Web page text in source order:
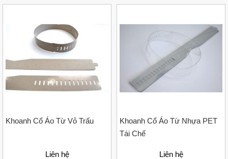
Treo Nhãn Mác
Khoanh Cổ Áo Từ Vỏ Trấu
Liên hệ
Khoanh Cổ Áo Từ Nhựa PET
Tái Chế
Liên hệ